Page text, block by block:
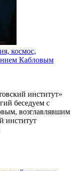
космос,
Кабловым
институт»
беседуем с
возглавлявшим
институт